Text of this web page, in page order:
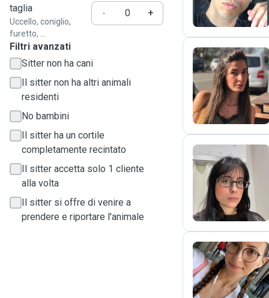
taglia
Uccello, coniglio,
furetto, ...
- +
Filtri avanzati
Sitter non ha cani
Il sitter non ha altri animali
residenti
No bambini
Il sitter ha un cortile
completamente recintato
Il sitter accetta solo 1 cliente
alla volta
Il sitter si offre di venire a
prendere e riportare l'animale
F
M
S